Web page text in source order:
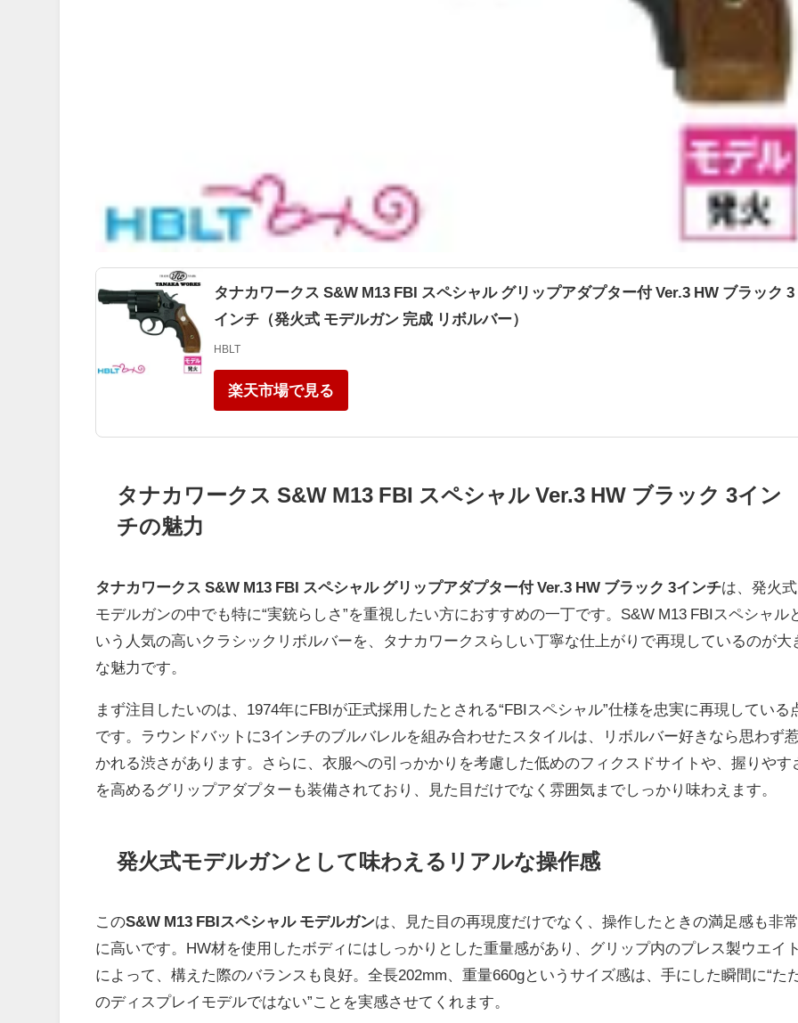
タナカワークス S&W M13 FBI スペシャル グリップアダプター付 Ver.3 HW ブラック 3
インチ（発火式 モデルガン 完成 リボルバー）
HBLT
楽天市場で見る
タナカワークス S&W M13 FBI スペシャル Ver.3 HW ブラック 3イン
チの魅力
タナカワークス S&W M13 FBI スペシャル グリップアダプター付 Ver.3 HW ブラック 3インチは、発火式
モデルガンの中でも特に“実銃らしさ”を重視したい方におすすめの一丁です。S&W M13 FBIスペシャル
いう人気の高いクラシックリボルバーを、タナカワークスらしい丁寧な仕上がりで再現しているのが大
な魅力です。
まず注目したいのは、1974年にFBIが正式採用したとされる“FBIスペシャル”仕様を忠実に再現している
です。ラウンドバットに3インチのブルバレルを組み合わせたスタイルは、リボルバー好きなら思わず
かれる渋さがあります。さらに、衣服への引っかかりを考慮した低めのフィクスドサイトや、握りやす
を高めるグリップアダプターも装備されており、見た目だけでなく雰囲気までしっかり味わえます。
発火式モデルガンとして味わえるリアルな操作感
このS&W M13 FBIスペシャル モデルガンは、見た目の再現度だけでなく、操作したときの満足感も非常
に高いです。HW材を使用したボディにはしっかりとした重量感があり、グリップ内のプレス製ウエイト
によって、構えた際のバランスも良好。全長202mm、重量660gというサイズ感は、手にした瞬間に“た
のディスプレイモデルではない”ことを実感させてくれます。